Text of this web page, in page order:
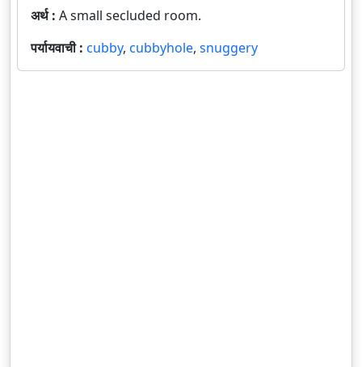
अर्थ : A small secluded room.
पर्यायवाची : cubby, cubbyhole, snuggery